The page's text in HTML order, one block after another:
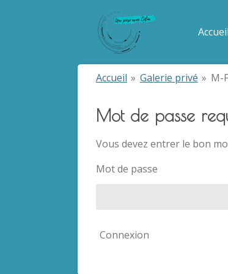
Accueil
Accueil » Galerie privé » M-F
Mot de passe
Vous devez entrer le bon
Mot de passe
Connexion